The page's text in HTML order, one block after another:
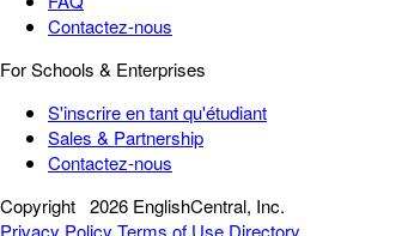
Contactez-nous
For Schools & Enterprises
S'inscrire en tant qu'étudiant
Sales & Partnership
Contactez-nous
Copyright 2026 EnglishCentral, Inc.